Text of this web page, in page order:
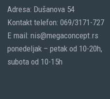
Adresa: Dušanova 54
Kontakt telefon: 069/3171-727
E mail: nis@megaconcept.rs
ponedeljak – petak od 10-20h,
subota od 10-15h